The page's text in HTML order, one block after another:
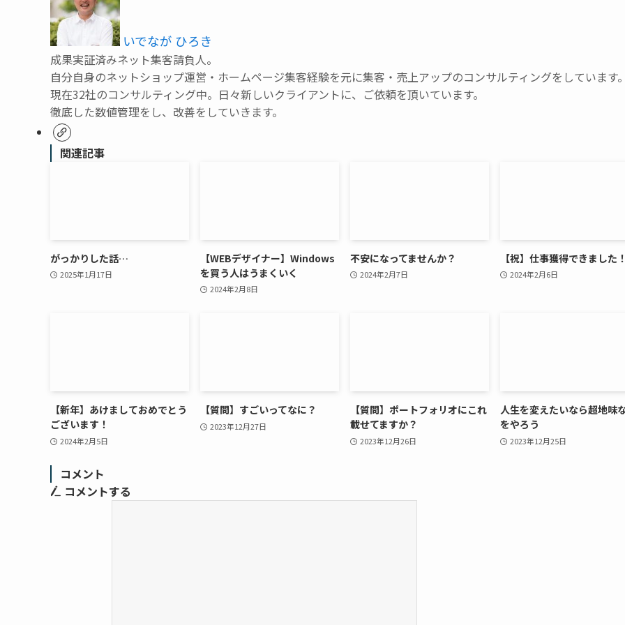
いでなが ひろき
成果実証済みネット集客請負人。
自分自身のネットショップ運営・ホームページ集客経験を元に集客・売上アップのコンサルティングをしています
現在32社のコンサルティング中。日々新しいクライアントに、ご依頼を頂いています。
徹底した数値管理をし、改善をしていきます。
関連記事
がっかりした話…
2025年1月17日
【WEBデザイナー】Windows
を買う人はうまくいく
2024年2月8日
不安になってませんか？
2024年2月7日
【祝】仕事獲得できました
2024年2月6日
【新年】あけましておめでとう
ございます！
2024年2月5日
【質問】すごいってなに？
2023年12月27日
【質問】ポートフォリオにこれ
載せてますか？
2023年12月26日
人生を変えたいなら超地味
をやろう
2023年12月25日
コメント
コメントする